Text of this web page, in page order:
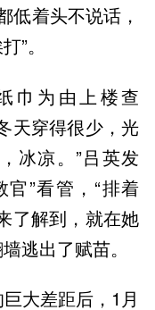
低着头不说话，
”。
巾为由上楼查
天穿得很少，光
冰凉。”吕英发
”看管，“排着
了解到，就在她
逃出了赋苗。
大差距后，1月